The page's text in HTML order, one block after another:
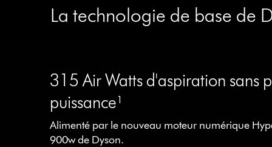
La technologie de base de
315 Air Watts d'aspiration sans
puissance¹
Alimenté par le nouveau moteur numérique
900w de Dyson.